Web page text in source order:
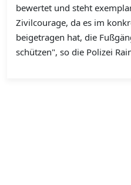
bewertet und steht
Zivilcourage, da es im
beigetragen hat, die
schützen", so die Polizei